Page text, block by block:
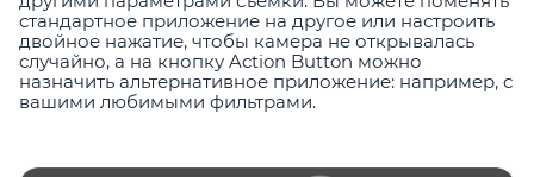
стандартное приложение на другое или настроить
двойное нажатие, чтобы камера не открывалась
случайно, а на кнопку Action Button можно
назначить альтернативное приложение: например, с
вашими любимыми фильтрами.